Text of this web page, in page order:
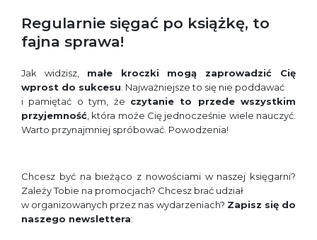
Regularnie sięgać po książkę, to
fajna sprawa!
Jak widzisz, małe kroczki mogą zaprowadzić Cię
wprost do sukcesu . Najważniejsze to się nie poddawać
i pamiętać o tym, że czytanie to przede wszystkim
przyjemność , która może Cię jednocześnie wiele nauczyć.
Warto przynajmniej spróbować. Powodzenia!
Chcesz być na bieżąco z nowościami w naszej księgarni?
Zależy Tobie na promocjach? Chcesz brać udział
w organizowanych przez nas wydarzeniach? Zapisz się do
naszego newslettera: